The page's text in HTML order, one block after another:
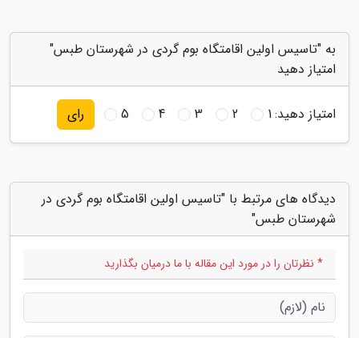
به "تاسیس اولین اقامتگاه بوم گردی در شهرستان طبس"
امتیاز دهید
امتیاز دهید:1
2
3
4
5 رای
دیدگاه های مرتبط با "تاسیس اولین اقامتگاه بوم گردی در
شهرستان طبس"
* نظرتان را در مورد این مقاله با ما درمیان بگذارید